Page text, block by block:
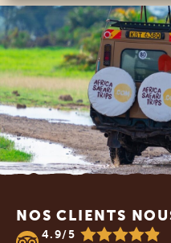
NOS CLIENTS
4.9/5